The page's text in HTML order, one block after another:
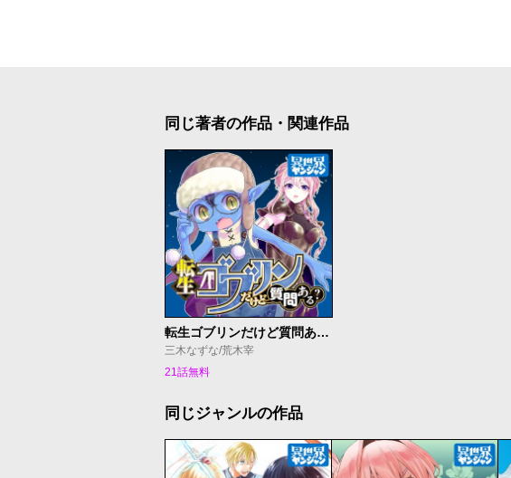
同じ著者の作品・関連作品
転生ゴブリンだけど質問ある？
三木なずな/荒木宰
21話無料
同じジャンルの作品